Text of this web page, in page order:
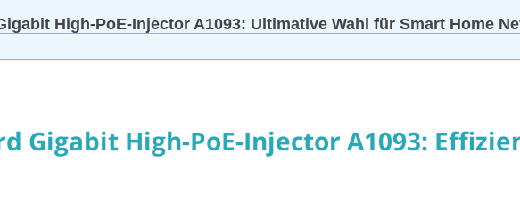
High-PoE-Injector A1093: Ultimative Wahl für Smart Home
Gigabit High-PoE-Injector A1093: